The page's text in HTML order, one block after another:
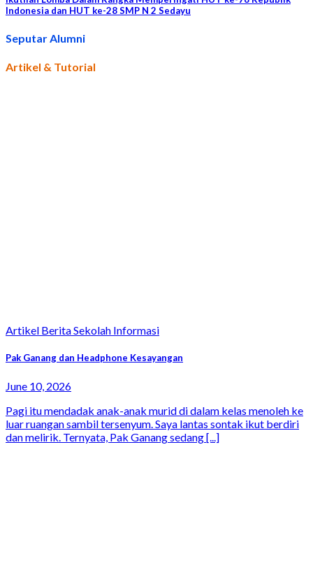
Indonesia dan HUT ke-28 SMP N 2 Sedayu
Seputar Alumni
Artikel & Tutorial
Artikel Berita Sekolah Informasi
Pak Ganang dan Headphone Kesayangan
June 10, 2026
Pagi itu mendadak anak-anak murid di dalam kelas menoleh ke
luar ruangan sambil tersenyum. Saya lantas sontak ikut berdiri
dan melirik. Ternyata, Pak Ganang sedang [...]